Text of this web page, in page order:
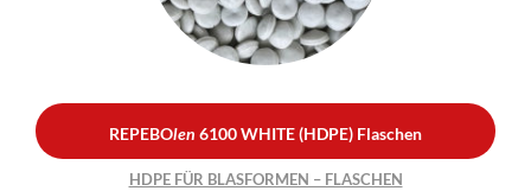
FLASCHEN
REPEBOlen 6100 WHITE (HDPE) Flaschen
HDPE FÜR BLASFORMEN – FLASCHEN